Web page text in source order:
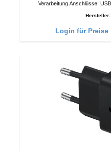
Hersteller:
Login für